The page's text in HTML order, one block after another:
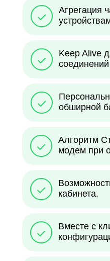
Агрегация
Keep Alive
обширной
Алгоритм
модем при
кабинета.
Вместе с